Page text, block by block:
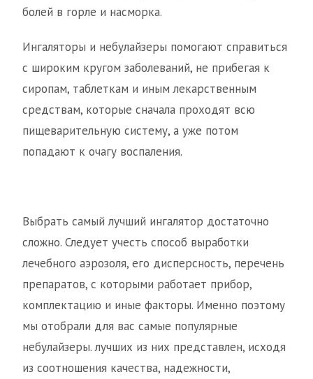
болей в горле и насморка.
Ингаляторы и небулайзеры помогают справиться
с широким кругом заболеваний, не прибегая к
сиропам, таблеткам и иным лекарственным
средствам, которые сначала проходят всю
пищеварительную систему, а уже потом
попадают к очагу воспаления.
Выбрать самый лучший ингалятор достаточно
сложно. Следует учесть способ выработки
лечебного аэрозоля, его дисперсность, перечень
препаратов, с которыми работает прибор,
комплектацию и иные факторы. Именно поэтому
мы отобрали для вас самые популярные
небулайзеры. лучших из них представлен, исходя
из соотношения качества, надежности,